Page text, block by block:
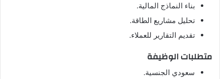
بناء النماذج المالية.
تحليل مشاريع الطاقة.
تقديم التقارير للعملاء.
متطلبات الوظيفة
سعودي الجنسية.